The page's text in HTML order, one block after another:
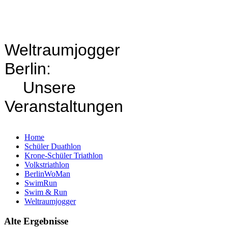
Weltraumjogger
Berlin:
Unsere
Veranstaltungen
Home
Schüler Duathlon
Krone-Schüler Triathlon
Volkstriathlon
BerlinWoMan
SwimRun
Swim & Run
Weltraumjogger
Alte Ergebnisse